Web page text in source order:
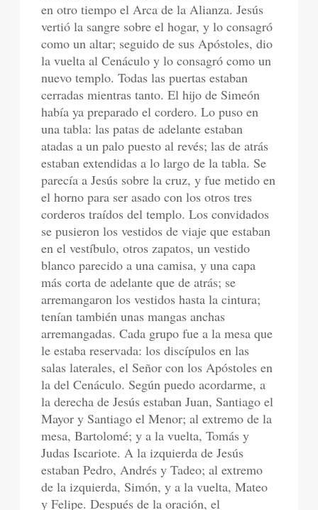
en otro tiempo el Arca de la Alianza. Jesús
vertió la sangre sobre el hogar, y lo consagró
como un altar; seguido de sus Apóstoles, dio
la vuelta al Cenáculo y lo consagró como un
nuevo templo. Todas las puertas estaban
cerradas mientras tanto. El hijo de Simeón
había ya preparado el cordero. Lo puso en
una tabla: las patas de adelante estaban
atadas a un palo puesto al revés; las de atrás
estaban extendidas a lo largo de la tabla. Se
parecía a Jesús sobre la cruz, y fue metido en
el horno para ser asado con los otros tres
corderos traídos del templo. Los convidados
se pusieron los vestidos de viaje que estaban
en el vestíbulo, otros zapatos, un vestido
blanco parecido a una camisa, y una capa
más corta de adelante que de atrás; se
arremangaron los vestidos hasta la cintura;
tenían también unas mangas anchas
arremangadas. Cada grupo fue a la mesa que
le estaba reservada: los discípulos en las
salas laterales, el Señor con los Apóstoles en
la del Cenáculo. Según puedo acordarme, a
la derecha de Jesús estaban Juan, Santiago el
Mayor y Santiago el Menor; al extremo de la
mesa, Bartolomé; y a la vuelta, Tomás y
Judas Iscariote. A la izquierda de Jesús
estaban Pedro, Andrés y Tadeo; al extremo
de la izquierda, Simón, y a la vuelta, Mateo
y Felipe. Después de la oración, el